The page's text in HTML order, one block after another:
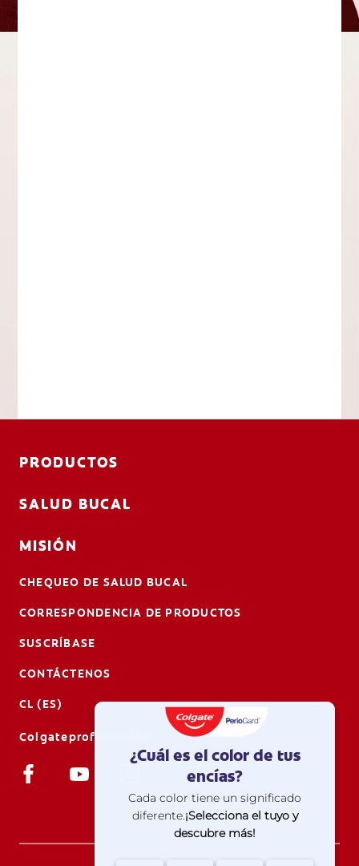
PRODUCTOS
SALUD BUCAL
MISIÓN
CHEQUEO DE SALUD BUCAL
CORRESPONDENCIA DE PRODUCTOS
SUSCRÍBASE
CONTÁCTENOS
CL (ES)
Colgateprofesional.cl